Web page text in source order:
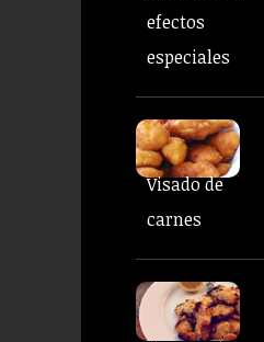
efectos
especiales
Visado de
carnes